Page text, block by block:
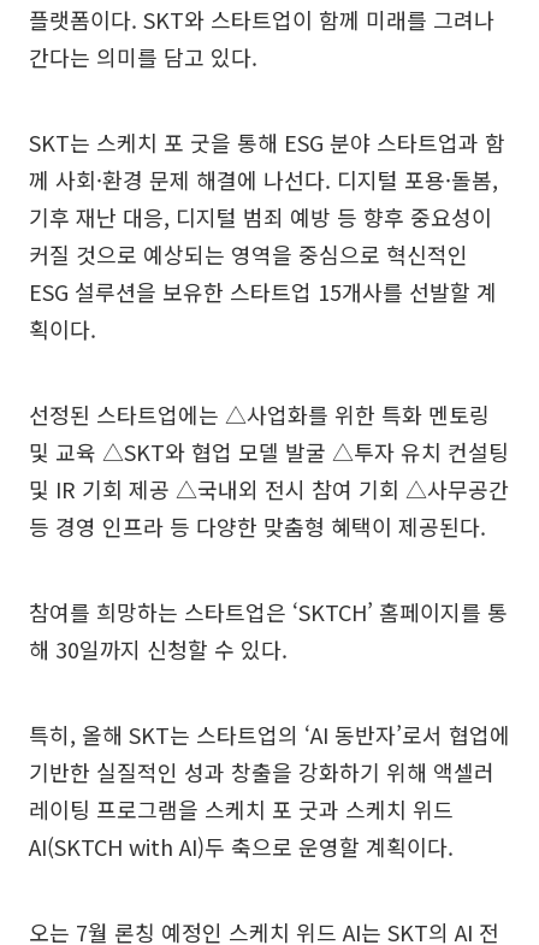
플랫폼이다. SKT와 스타트업이 함께 미래를 그려나
간다는 의미를 담고 있다.
SKT는 스케치 포 굿을 통해 ESG 분야 스타트업과 함
께 사회·환경 문제 해결에 나선다. 디지털 포용·돌봄,
기후 재난 대응, 디지털 범죄 예방 등 향후 중요성이
커질 것으로 예상되는 영역을 중심으로 혁신적인
ESG 설루션을 보유한 스타트업 15개사를 선발할 계
획이다.
선정된 스타트업에는 △사업화를 위한 특화 멘토링
및 교육 △SKT와 협업 모델 발굴 △투자 유치 컨설팅
및 IR 기회 제공 △국내외 전시 참여 기회 △사무공간
등 경영 인프라 등 다양한 맞춤형 혜택이 제공된다.
참여를 희망하는 스타트업은 ‘SKTCH’ 홈페이지를 통
해 30일까지 신청할 수 있다.
특히, 올해 SKT는 스타트업의 ‘AI 동반자’로서 협업에
기반한 실질적인 성과 창출을 강화하기 위해 액셀러
레이팅 프로그램을 스케치 포 굿과 스케치 위드
AI(SKTCH with AI)두 축으로 운영할 계획이다.
오는 7월 론칭 예정인 스케치 위드 AI는 SKT의 AI 전